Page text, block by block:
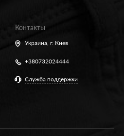
Контакты
Украина, г. Киев
+380732024444
Служба поддержки